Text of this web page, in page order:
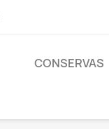
CONSERVAS